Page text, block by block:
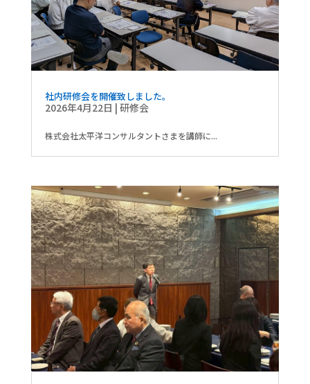
社内研修会を開催致しました。
2026年4月22日 | 研修会
株式会社太平洋コンサルタントさまを講師に...